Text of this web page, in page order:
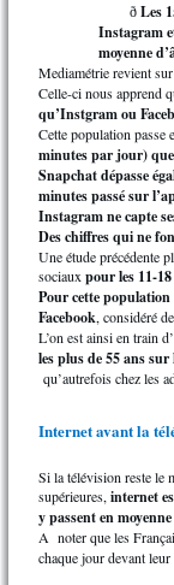
ð Les
Instagram
moyenne
Mediamétrie revient sur
Celle-ci nous apprend
qu’Instgramou
Cette population passe
minutes par jour)
Snapchat dépasse
minutes passé sur
Instagram ne capte
Des chiffres qui ne
Une étude précédente
sociaux pour les 11-
Pour cette
Facebook, considéré
L’on est ainsi en train
les plus de 55 ans sur
qu’autrefois chez les
Internet avant la
Si la télévision reste le
supérieures, internet
y passent en
A noter que les
chaque jour devant